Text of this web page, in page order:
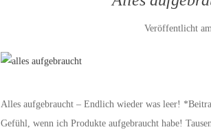
Veröffentlicht
Alles aufgebraucht – Endlich wieder was leer!
Gefühl, wenn ich Produkte aufgebraucht habe!